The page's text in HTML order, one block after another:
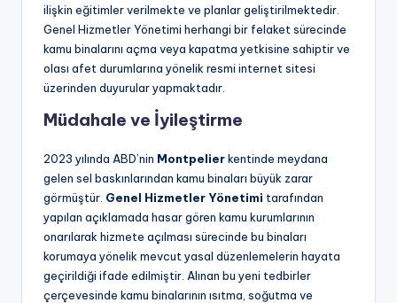
ilişkin eğitimler verilmekte ve planlar geliştirilmektedir.
Genel Hizmetler Yönetimi herhangi bir felaket sürecinde
kamu binalarını açma veya kapatma yetkisine sahiptir ve
olası afet durumlarına yönelik resmi internet sitesi
üzerinden duyurular yapmaktadır.
Müdahale ve İyileştirme
2023 yılında ABD’nin Montpelierkentinde meydana
gelen sel baskınlarından kamu binaları büyük zarar
görmüştür. Genel Hizmetler Yönetimi tarafından
yapılan açıklamada hasar gören kamu kurumlarının
onarılarak hizmete açılması sürecinde bu binaları
korumaya yönelik mevcut yasal düzenlemelerin hayata
geçirildiği ifade edilmiştir. Alınan bu yeni tedbirler
çerçevesinde kamu binalarının ısıtma, soğutma ve